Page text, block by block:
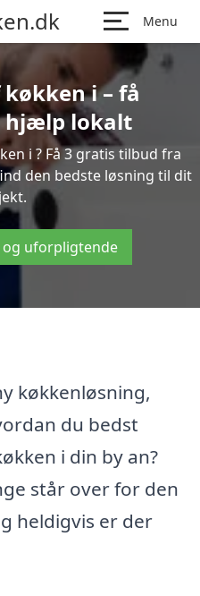
Menu
i – få
hjælp lokalt
i ? Få 3 gratis tilbud fra
den bedste løsning til dit
og uforpligtende
køkkenløsning,
du bedst
i din by an?
står over for den
heldigvis er der